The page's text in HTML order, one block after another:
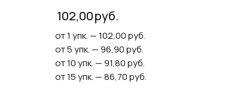
102,00
от 1 упк. — 102,00 руб.
от 5 упк. — 96,90 руб.
от 10 упк. — 91,80 руб.
от 15 упк. — 86,70 руб.